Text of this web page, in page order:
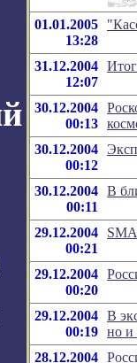
01.01.2005
13:28
31.12.2004
12:07
30.12.2004
00:13
30.12.2004
00:12
30.12.2004
00:11
В
29.12.2004
00:21
29.12.2004
00:20
29.12.2004
00:19
В
но
28.12.2004